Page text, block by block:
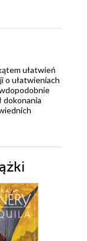
ułatwień
o ułatwieniach
dokonania